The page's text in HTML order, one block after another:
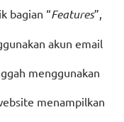
bagian “Features”,
akun email
menggunakan
menampilkan